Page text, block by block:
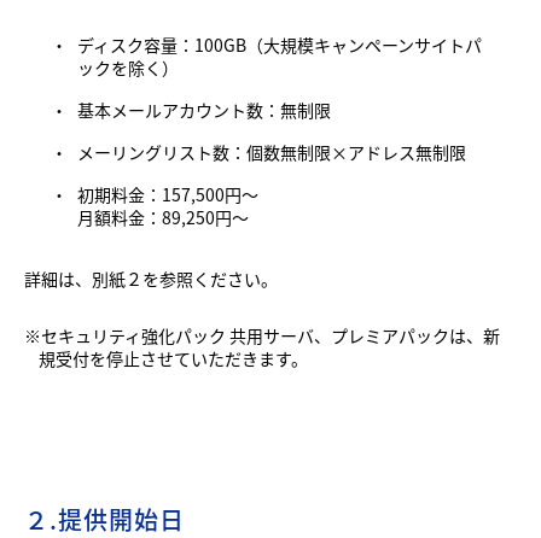
・
ディスク容量：100GB（大規模キャンペーンサイトパ
ックを除く）
・
基本メールアカウント数：無制限
・
メーリングリスト数：個数無制限×アドレス無制限
・
初期料金：157,500円～
月額料金：89,250円～
詳細は、 別紙２ を参照ください。
※セキュリティ強化パック 共用サーバ、プレミアパックは、新
規受付を停止させていただきます。
２.提供開始日